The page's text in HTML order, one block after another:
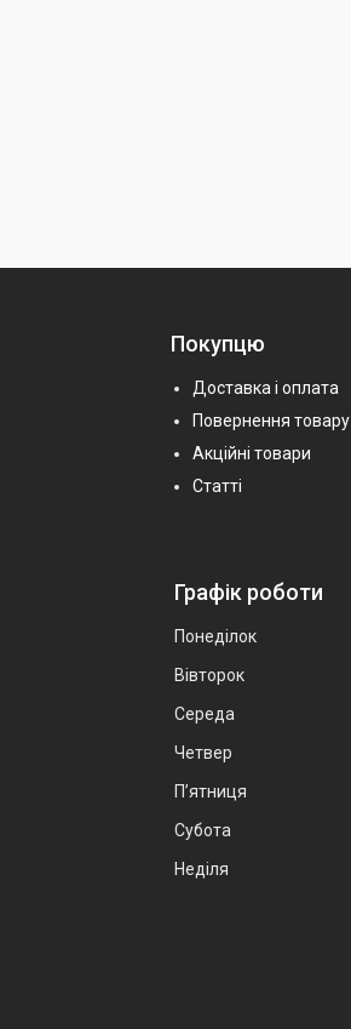
Покупцю
Доставка і оплата
Повернення товару
Акційні товари
Статті
Графік роботи
Понеділок
Вівторок
Середа
Четвер
Пʼятниця
Субота
Неділя